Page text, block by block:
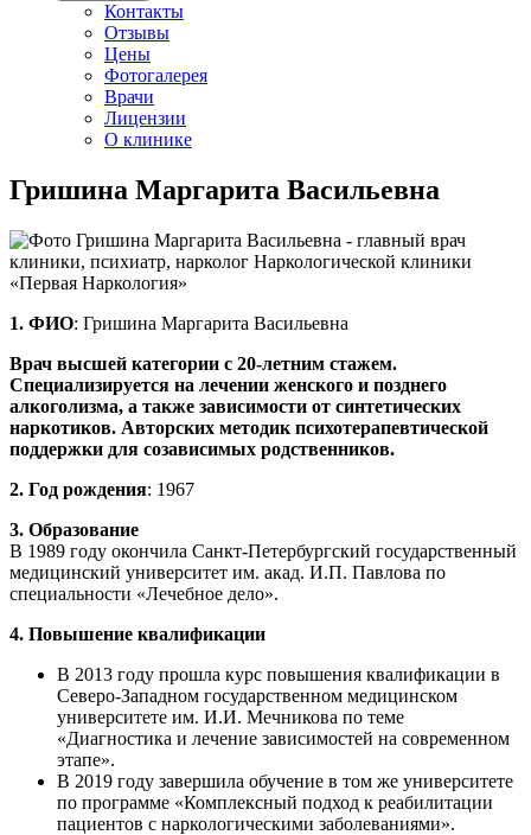
Контакты
Отзывы
Цены
Фотогалерея
Врачи
Лицензии
О клинике
Гришина Маргарита Васильевна
1. ФИО: Гришина Маргарита Васильевна
Врач высшей категории с 20-летним стажем.
Специализируется на лечении женского и позднего
алкоголизма, а также зависимости от синтетических
наркотиков. Авторских методик психотерапевтической
поддержки для созависимых родственников.
2. Год рождения: 1967
3. Образование
В 1989 году окончила Санкт-Петербургский государственный
медицинский университет им. акад. И.П. Павлова по
специальности «Лечебное дело».
4. Повышение квалификации
В 2013 году прошла курс повышения квалификации в
Северо-Западном государственном медицинском
университете им. И.И. Мечникова по теме
«Диагностика и лечение зависимостей на современном
этапе».
В 2019 году завершила обучение в том же университете
по программе «Комплексный подход к реабилитации
пациентов с наркологическими заболеваниями».